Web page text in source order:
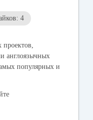
4
проектов,
англоязычных
популярных и